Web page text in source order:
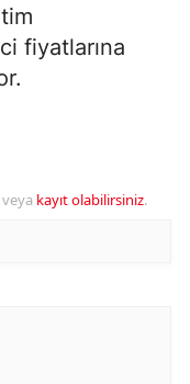
fiyatlarına
veya kayıt olabilirsiniz.